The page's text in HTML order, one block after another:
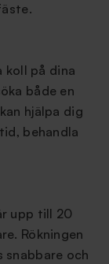
koll på dina
både en
hjälpa dig
behandla
upp till 20
Rökningen
och